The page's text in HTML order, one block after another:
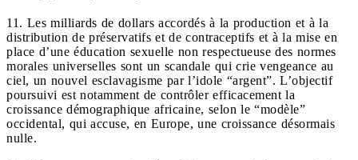
11. Les milliards de dollars accordés à la production et à la
distribution de préservatifs et de contraceptifs et à la mise en
place d’une éducation sexuelle non respectueuse des normes
morales universelles sont un scandale qui crie vengeance au
ciel, un nouvel esclavagisme par l’idole “argent”. L’objectif
poursuivi est notamment de contrôler efficacement la
croissance démographique africaine, selon le “modèle”
occidental, qui accuse, en Europe, une croissance désormais
nulle.